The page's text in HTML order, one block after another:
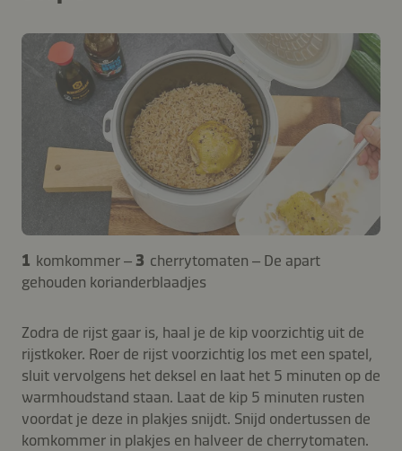
1 komkommer – 3 cherrytomaten – De apart
gehouden korianderblaadjes
Zodra de rijst gaar is, haal je de kip voorzichtig uit de
rijstkoker. Roer de rijst voorzichtig los met een spatel,
sluit vervolgens het deksel en laat het 5 minuten op de
warmhoudstand staan. Laat de kip 5 minuten rusten
voordat je deze in plakjes snijdt. Snijd ondertussen de
komkommer in plakjes en halveer de cherrytomaten.